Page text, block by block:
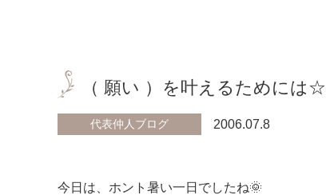
（ 願い ）を叶えるためには☆
代表仲人ブログ 2006.07.8
今日は、ホント暑い一日でしたね🌞